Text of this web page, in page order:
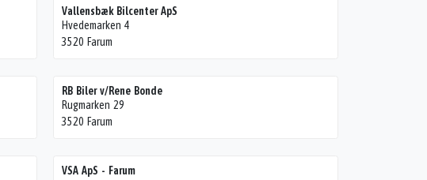
Vallensbæk Bilcenter ApS
Hvedemarken 4
3520 Farum
RB Biler v/Rene Bonde
Rugmarken 29
3520 Farum
VSA ApS - Farum